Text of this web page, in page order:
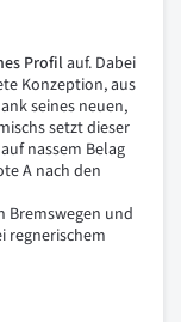
Profilauf. Dabei
Konzeption, aus
seines neuen,
setzt dieser
auf nassem Belag
A nach den
Bremswegen und
regnerischem